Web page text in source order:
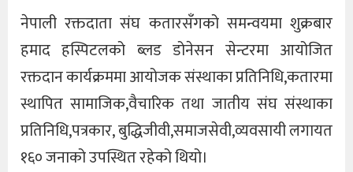
नेपाली रक्तदाता संघ कतारसँगको समन्वयमा शुक्रबार
हमाद हस्पिटलको ब्लड डोनेसन सेन्टरमा आयोजित
रक्तदान कार्यक्रममा आयोजक संस्थाका प्रतिनिधि,कतारमा
स्थापित सामाजिक,वैचारिक तथा जातीय संघ संस्थाका
प्रतिनिधि,पत्रकार, बुद्धिजीवी,समाजसेवी,व्यवसायी लगायत
१६० जनाको उपस्थित रहेको थियो।